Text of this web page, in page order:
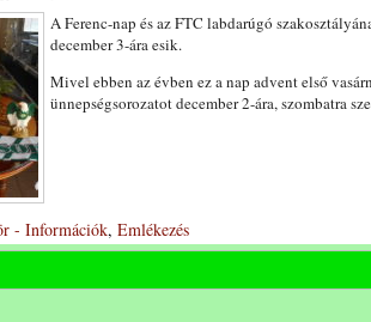
A Ferenc-nap és az FTC labdarúgó
december 3-ára esik.
Mivel ebben az évben ez a nap advent első
ünnepségsorozatot december 2-ára, szombatra
- Információk, Emlékezés